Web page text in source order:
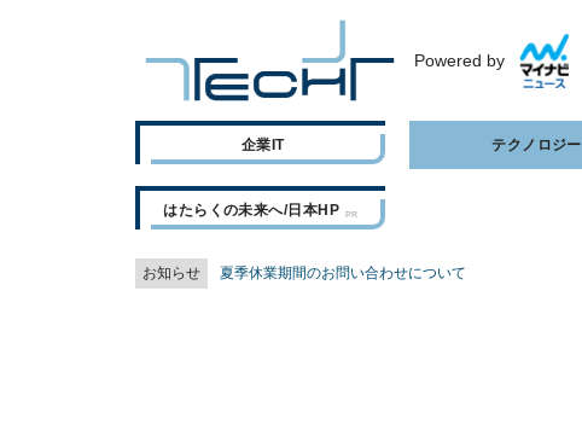
Powered by
企業IT テクノロジー
はたらくの未来へ/日本HP
お知らせ 夏季休業期間のお問い合わせについて